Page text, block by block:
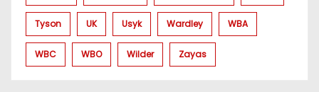
Tyson UK Usyk Wardley WBA
WBC WBO Wilder Zayas